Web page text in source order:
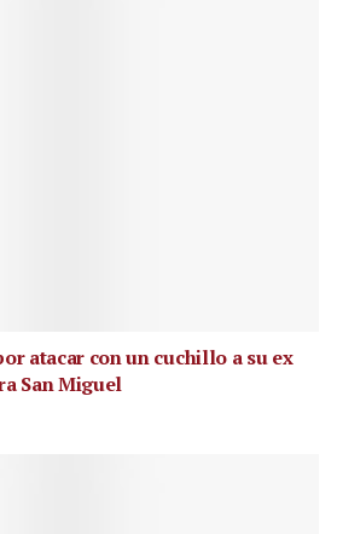
atacar con un cuchillo a su ex
San Miguel